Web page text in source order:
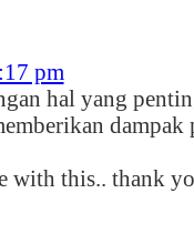
pm
hal yang
with this.. thank